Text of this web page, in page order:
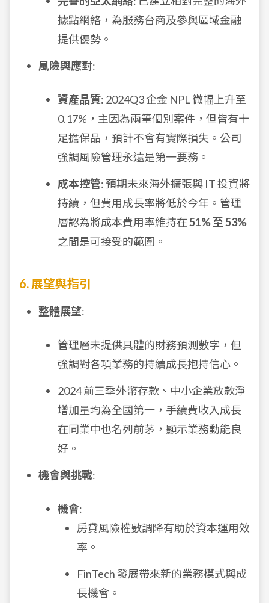
據點網絡，為服務台商及參與區域金融
提供優勢。
風險與應對:
資產品質: 2024Q3 企金 NPL 微幅上升至
0.17%，主因為兩筆個別案件，但皆有十
足擔保品，預計不會有實際損失。公司
強調風險管理永遠是第一要務。
成本控管: 預期未來海外擴張與 IT 投資將
持續，但費用成長率將低於今年。管理
層認為將成本費用率維持在51% 至 53%
之間是可接受的範圍。
6. 展望與指引
整體展望:
管理層未提供具體的財務預測數字，但
強調對各項業務的持續成長抱持信心。
2024 前三季外幣存款、中小企業放款淨
增加量均為全國第一，手續費收入成長
在同業中也名列前茅，顯示業務動能良
好。
機會與挑戰:
機會:
房貸風險權數調降有助於資本運用效
率。
FinTech 發展帶來新的業務模式與成
長機會。